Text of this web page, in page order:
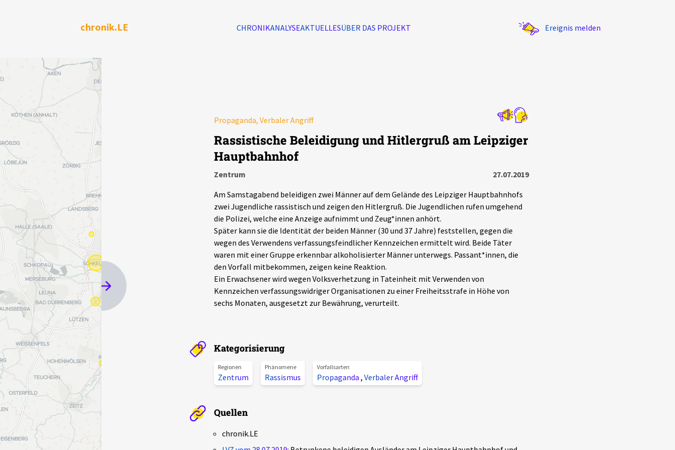
chronik.LE CHRONIKANALYSEAKTUELLESÜBER DAS PROJEKT Ereignis melden
Propaganda, Verbaler Angriff
Rassistische Beleidigung und Hitlergruß am Leipziger
Hauptbahnhof
Zentrum
27.07.2019
Am Samstagabend beleidigen zwei Männer auf dem Gelände des Leipziger Hauptbahnhofs
zwei Jugendliche rassistisch und zeigen den Hitlergruß. Die Jugendlichen rufen umgehend
die Polizei, welche eine Anzeige aufnimmt und Zeug*innen anhört.
Später kann sie die Identität der beiden Männer (30 und 37 Jahre) feststellen, gegen die
wegen des Verwendens verfassungsfeindlicher Kennzeichen ermittelt wird. Beide Täter
waren mit einer Gruppe erkennbar alkoholisierter Männer unterwegs. Passant*innen, die
den Vorfall mitbekommen, zeigen keine Reaktion.
Ein Erwachsener wird wegen Volksverhetzung in Tateinheit mit Verwenden von
Kennzeichen verfassungswidriger Organisationen zu einer Freiheitsstrafe in Höhe von
sechs Monaten, ausgesetzt zur Bewährung, verurteilt.
Kategorisierung
Regionen
Zentrum
Phänomene
Rassismus
Vorfallsarten
Propaganda , Verbaler Angriff
Quellen
chronik.LE
Ereignisse Statistik